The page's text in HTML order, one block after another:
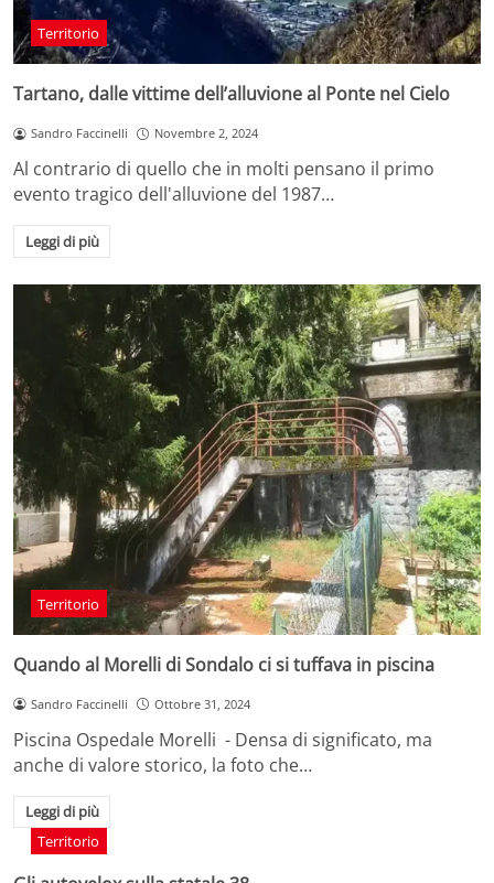
Territorio
Tartano, dalle vittime dell’alluvione al Ponte nel Cielo
Sandro Faccinelli Novembre 2, 2024
Al contrario di quello che in molti pensano il primo
evento tragico dell'alluvione del 1987…
Leggi di più
Territorio
Quando al Morelli di Sondalo ci si tuffava in piscina
Sandro Faccinelli Ottobre 31, 2024
Piscina Ospedale Morelli - Densa di significato, ma
anche di valore storico, la foto che…
Leggi di più
Territorio